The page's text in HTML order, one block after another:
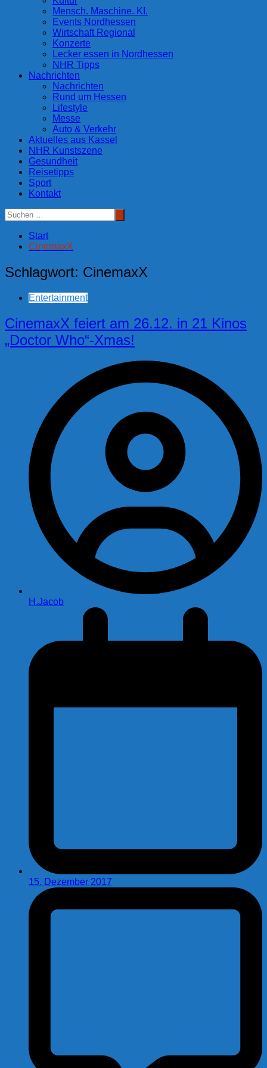
Mensch. Maschine. KI.
Events Nordhessen
Wirtschaft Regional
Konzerte
Lecker essen in Nordhessen
NHR Tipps
Nachrichten
Nachrichten
Rund um Hessen
Lifestyle
Messe
Auto & Verkehr
Aktuelles aus Kassel
NHR Kunstszene
Gesundheit
Reisetipps
Sport
Kontakt
Start
CinemaxX
Schlagwort: CinemaxX
Entertainment
CinemaxX feiert am 26.12. in 21 Kinos
„Doctor Who“-Xmas!
H.Jacob
15. Dezember 2017